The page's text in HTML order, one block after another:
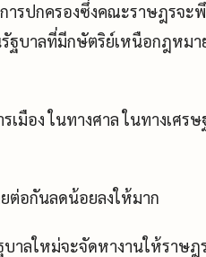
รปกครองซึ่งคณะราษฎรจะ
ฐบาลที่มีกษัตริย์เหนือกฎหมา
มือง ในทางศาล ในทางเศร
ต่อกันลดน้อยลงให้มาก
าลใหม่จะจัดหางานให้ราษฎ